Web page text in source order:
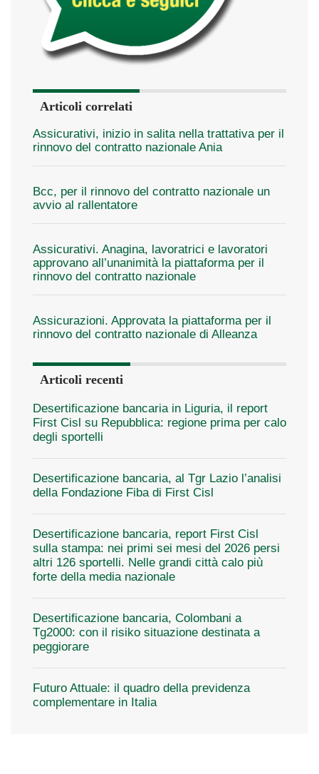
Articoli correlati
Assicurativi, inizio in salita nella trattativa per il
rinnovo del contratto nazionale Ania
Bcc, per il rinnovo del contratto nazionale un
avvio al rallentatore
Assicurativi. Anagina, lavoratrici e lavoratori
approvano all’unanimità la piattaforma per il
rinnovo del contratto nazionale
Assicurazioni. Approvata la piattaforma per il
rinnovo del contratto nazionale di Alleanza
Articoli recenti
Desertificazione bancaria in Liguria, il report
First Cisl su Repubblica: regione prima per calo
degli sportelli
Desertificazione bancaria, al Tgr Lazio l’analisi
della Fondazione Fiba di First Cisl
Desertificazione bancaria, report First Cisl
sulla stampa: nei primi sei mesi del 2026 persi
altri 126 sportelli. Nelle grandi città calo più
forte della media nazionale
Desertificazione bancaria, Colombani a
Tg2000: con il risiko situazione destinata a
peggiorare
Futuro Attuale: il quadro della previdenza
complementare in Italia